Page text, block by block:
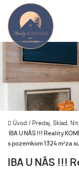
Úvod / Predaj, Sklad,
IBA U NÁS !!! Reality
s pozemkom 1324 m²za
IBA U NÁS !!!